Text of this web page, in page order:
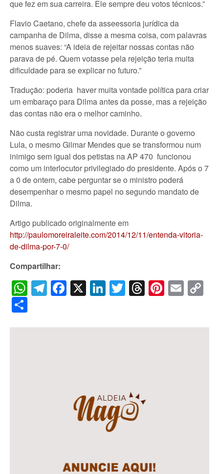
que fez em sua carreira. Ele sempre deu votos técnicos.”
Flavio Caetano, chefe da asseessoria jurídica da
campanha de Dilma, disse a mesma coisa, com palavras
menos suaves: “A ideia de rejeitar nossas contas não
parava de pé. Quem votasse pela rejeição teria muita
dificuldade para se explicar no futuro.”
Tradução: poderia haver muita vontade política para criar
um embaraço para Dilma antes da posse, mas a rejeição
das contas não era o melhor caminho.
Não custa registrar uma novidade. Durante o governo
Lula, o mesmo Gilmar Mendes que se transformou num
inimigo sem igual dos petistas na AP 470 funcionou
como um interlocutor privilegiado do presidente. Após o 7
a 0 de ontem, cabe perguntar se o ministro poderá
desempenhar o mesmo papel no segundo mandato de
Dilma.
Artigo publicado originalmente em
http://paulomoreiraleite.com/2014/12/11/entenda-vitoria-
de-dilma-por-7-0/
Compartilhar:
WhatsApp
Telegram
Facebook
X LinkedIn
Twitter
Threads